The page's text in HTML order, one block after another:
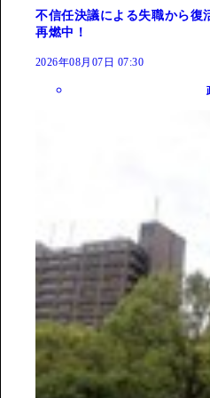
不信任決議による失職から復
再燃中！
2026年08月07日 07:30